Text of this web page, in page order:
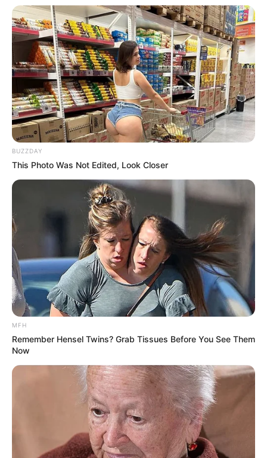
Im Kühlschrank etwa eine Woche, bei
Zimmertemperatur 2–3 Tage.
Fazit
DieSachertorteist ein Klassiker, der nie aus
der Mode kommt. Mit unserem„Unbedingt
ausprobieren: Geniales Rezept: Sachertorte
Schokoladentorte garantiert. Achte auf gute
Zutaten, eine sorgfältige Zubereitung und
etwas Geduld – schon hast du ein Meisterwerk
auf deinem Kuchentisch.
Ob zum Kaffee am Nachmittag, als festliches
Dessert oder als besonderes Geschenk: Eine
saftige Sachertorte ist immer ein Highlight.
Also: unbedingt ausprobieren und genießen!
BUZZDAY
This Photo Was Not Edited, Look Closer
MFH
Remember Hensel Twins? Grab Tissues Before You See Them
Now